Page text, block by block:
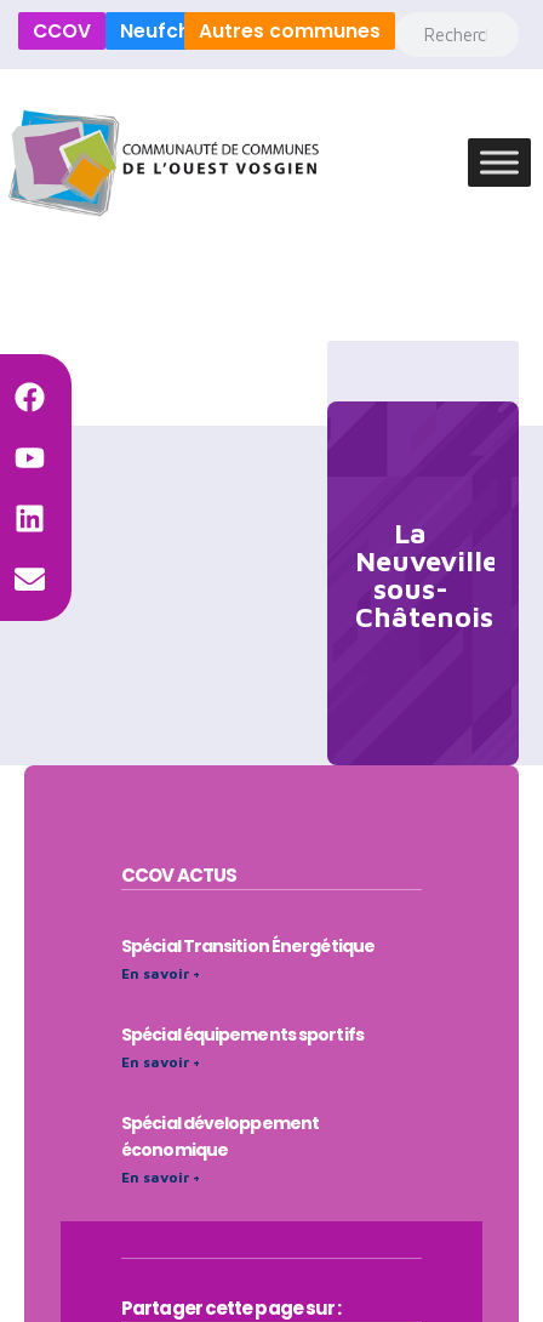
CCOV NeufchâteauAutres communes
La
Neuveville-
sous-
Châtenois
CCOVACTUS
Spécial Transition Énergétique
En savoir +
Spécial équipements sportifs
En savoir +
Spécial développement
économique
En savoir +
Partager cette page sur :